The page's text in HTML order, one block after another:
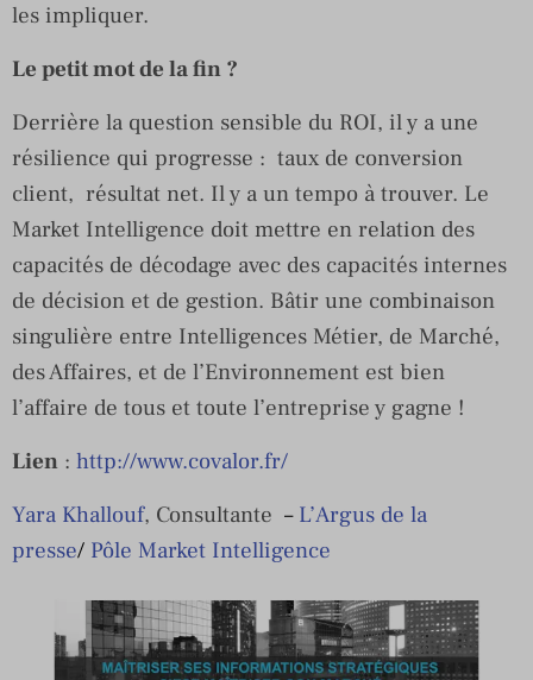
les impliquer.
Le petit mot de la fin ?
Derrière la question sensible du ROI, il y a une
résilience qui progresse : taux de conversion
client, résultat net. Il y a un tempo à trouver. Le
Market Intelligence doit mettre en relation des
capacités de décodage avec des capacités internes
de décision et de gestion. Bâtir une combinaison
singulière entre Intelligences Métier, de Marché,
des Affaires, et de l’Environnement est bien
l’affaire de tous et toute l’entreprise y gagne !
Lien : http://www.covalor.fr/
Yara Khallouf, Consultante – L’Argus de la
presse/ Pôle Market Intelligence